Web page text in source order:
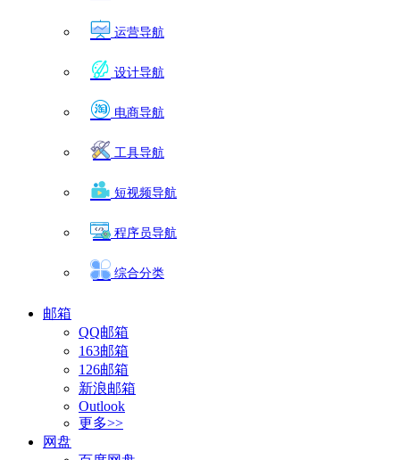
运营导航
设计导航
电商导航
工具导航
短视频导航
程序员导航
综合分类
邮箱
QQ邮箱
163邮箱
126邮箱
新浪邮箱
Outlook
更多>>
网盘